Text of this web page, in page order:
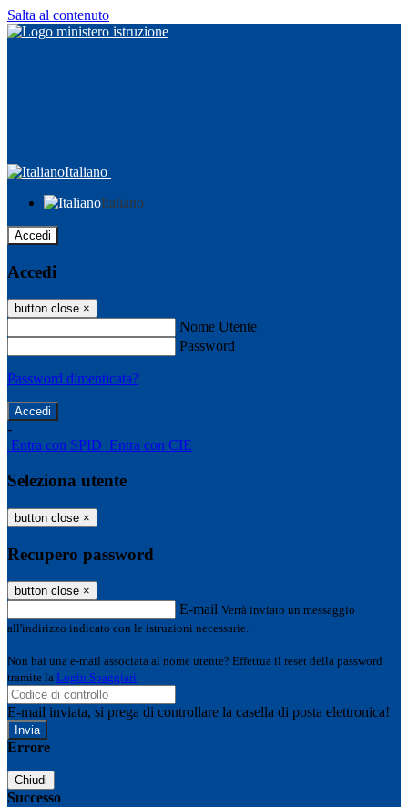
Salta al contenuto
Italiano
Italiano
Accedi
Accedi
button close ×
Nome Utente
Password
Password dimenticata?
-
Entra con SPID Entra con CIE
Seleziona utente
button close ×
Recupero password
button close ×
E-mail Verrà inviato un messaggio
all'indirizzo indicato con le istruzioni necessarie.
Non hai una e-mail associata al nome utente? Effettua il reset della password
tramite la Login Spaggiari
E-mail inviata, si prega di controllare la casella di posta elettronica!
Errore
Chiudi
Successo